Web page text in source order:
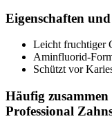
Eigenschaften
Leicht fruchtiger
Aminfluorid-
Schützt vor
Häufig
Professional